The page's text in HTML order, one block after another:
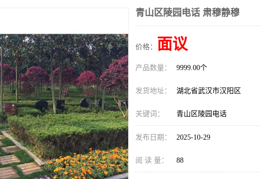
青山区陵园电话 肃穆静穆
价格： 面议
产品数量： 9999.00个
发货地址： 湖北省武汉市汉阳区
关键词： 青山区陵园电话
发布日期： 2025-10-29
阅 读 量： 88